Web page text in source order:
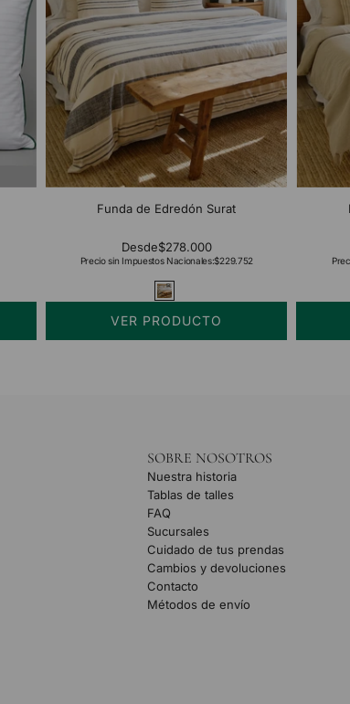
Funda de Edredón Surat
Desde$278.000
Precio sin Impuestos Nacionales:$229.752
VER PRODUCTO
SOBRE NOSOTROS
Nuestra historia
Tablas de talles
FAQ
Sucursales
Cuidado de tus prendas
Cambios y devoluciones
Contacto
Métodos de envío